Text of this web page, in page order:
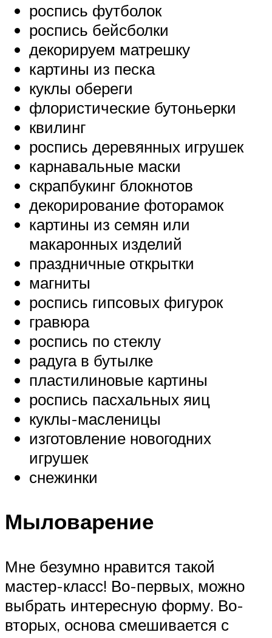
роспись футболок
роспись бейсболки
декорируем матрешку
картины из песка
куклы обереги
флористические бутоньерки
квилинг
роспись деревянных игрушек
карнавальные маски
скрапбукинг блокнотов
декорирование фоторамок
картины из семян или
макаронных изделий
праздничные открытки
магниты
роспись гипсовых фигурок
гравюра
роспись по стеклу
радуга в бутылке
пластилиновые картины
роспись пасхальных яиц
куклы-масленицы
изготовление новогодних
игрушек
снежинки
Мыловарение
Мне безумно нравится такой
мастер-класс! Во-первых, можно
выбрать интересную форму. Во-
вторых, основа смешивается с